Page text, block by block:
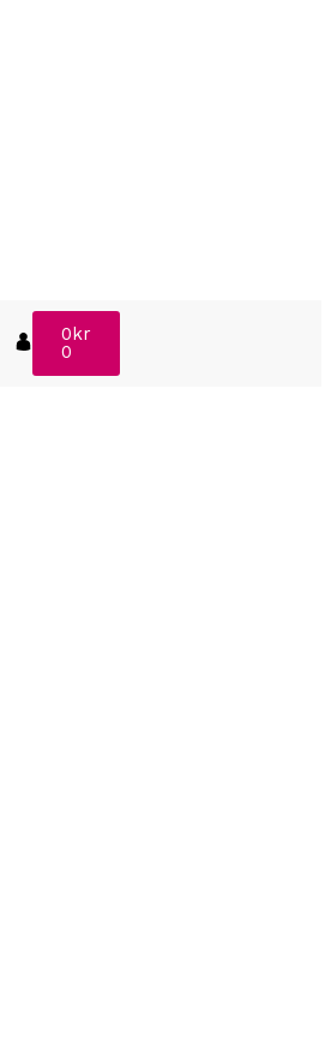
0kr
0